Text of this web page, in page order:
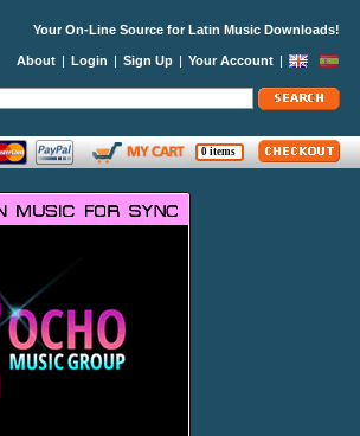
Your On-Line Source for Latin Music Downloads!
About | Login | Sign Up | Your Account |
0 items